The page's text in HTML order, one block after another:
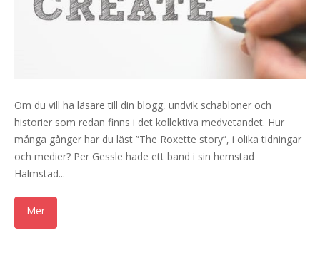
Om du vill ha läsare till din blogg, undvik schabloner och
historier som redan finns i det kollektiva medvetandet. Hur
många gånger har du läst ”The Roxette story”, i olika tidningar
och medier? Per Gessle hade ett band i sin hemstad
Halmstad...